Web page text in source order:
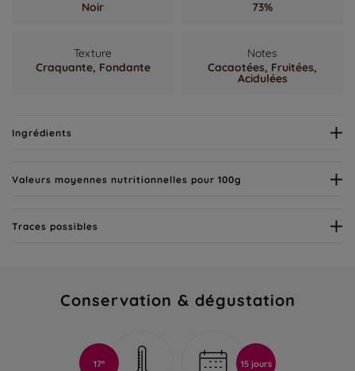
Noir 73%
Texture
Craquante, Fondante
Notes
Cacaotées, Fruitées,
Acidulées
Ingrédients
Valeurs moyennes nutritionnelles pour 100g
Traces possibles
Conservation & dégustation
17° 15 jours